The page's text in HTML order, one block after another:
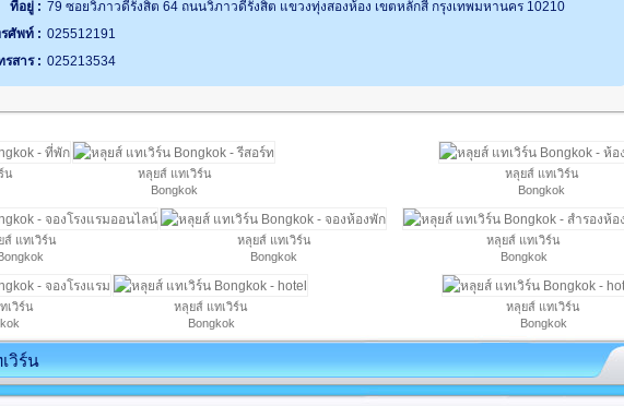
ที่อยู่ : 79 ซอยวิภาวดีรังสิต 64 ถนนวิภาวดีรังสิต แขวงทุ่งสองห้อง เขตหลักสี่ กรุงเทพมหานคร 10210
ศัพท์ : 025512191
รสาร : 025213534
น
หลุยส์ แทเวิร์น
Bongkok
หลุยส์ แทเวิร์น
Bongkok
ส์ แทเวิร์น
หลุยส์ แทเวิร์น
Bongkok
หลุยส์ แทเวิร์น
Bongkok
เวิร์น
หลุยส์ แทเวิร์น
Bongkok
หลุยส์ แทเวิร์น
Bongkok
วิร์น